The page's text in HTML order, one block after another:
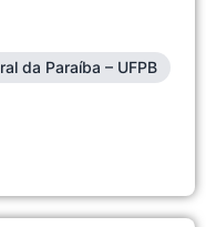
da Paraíba – UFPB